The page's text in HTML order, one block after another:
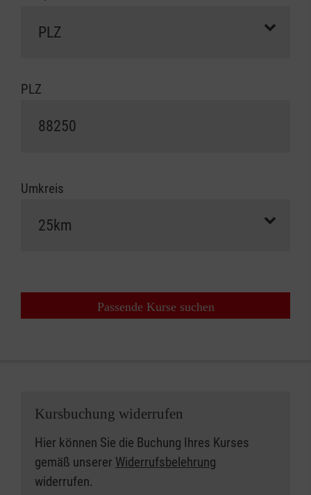
PLZ
Umkreis
Passende Kurse suchen
Kursbuchung widerrufen
Hier können Sie die Buchung Ihres Kurses
gemäß unserer Widerrufsbelehrung
widerrufen.